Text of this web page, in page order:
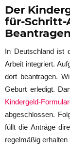
Der
für-Schritt-
In Deutschland ist
Arbeit integriert.
dort beantragen.
Geburt erledigt.
Kindergeld-
abgeschlossen.
füllt die Anträge
regelmäßig erhalten